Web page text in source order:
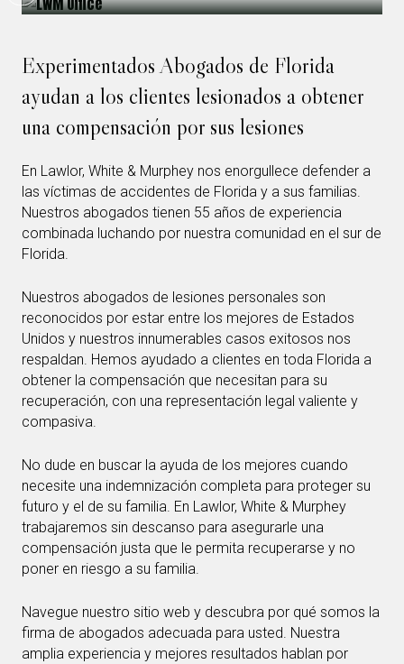
Experimentados Abogados de Florida
ayudan a los clientes lesionados a obtener
una compensación por sus lesiones
En Lawlor, White & Murphey nos enorgullece defender a
las víctimas de accidentes de Florida y a sus familias.
Nuestros abogados tienen 55 años de experiencia
combinada luchando por nuestra comunidad en el sur de
Florida.
Nuestros abogados de lesiones personales son
reconocidos por estar entre los mejores de Estados
Unidos y nuestros innumerables casos exitosos nos
respaldan. Hemos ayudado a clientes en toda Florida a
obtener la compensación que necesitan para su
recuperación, con una representación legal valiente y
compasiva.
No dude en buscar la ayuda de los mejores cuando
necesite una indemnización completa para proteger su
futuro y el de su familia. En Lawlor, White & Murphey
trabajaremos sin descanso para asegurarle una
compensación justa que le permita recuperarse y no
poner en riesgo a su familia.
Navegue nuestro sitio web y descubra por qué somos la
firma de abogados adecuada para usted. Nuestra
amplia experiencia y mejores resultados hablan por